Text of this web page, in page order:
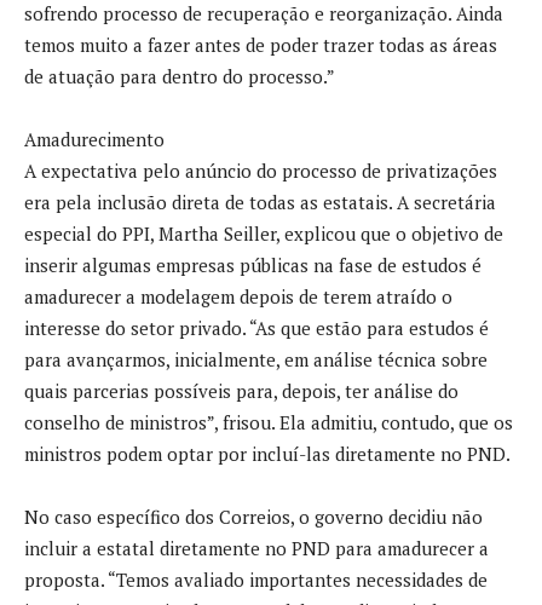
sofrendo processo de recuperação e reorganização. Ainda
temos muito a fazer antes de poder trazer todas as áreas
de atuação para dentro do processo.”
Amadurecimento
A expectativa pelo anúncio do processo de privatizações
era pela inclusão direta de todas as estatais. A secretária
especial do PPI, Martha Seiller, explicou que o objetivo de
inserir algumas empresas públicas na fase de estudos é
amadurecer a modelagem depois de terem atraído o
interesse do setor privado. “As que estão para estudos é
para avançarmos, inicialmente, em análise técnica sobre
quais parcerias possíveis para, depois, ter análise do
conselho de ministros”, frisou. Ela admitiu, contudo, que os
ministros podem optar por incluí-las diretamente no PND.
No caso específico dos Correios, o governo decidiu não
incluir a estatal diretamente no PND para amadurecer a
proposta. “Temos avaliado importantes necessidades de